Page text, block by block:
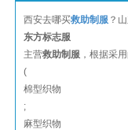
西安去哪买救助制服？
东方标志服
主营救助制服 ，根据采
(
棉型织物
;
麻型织物